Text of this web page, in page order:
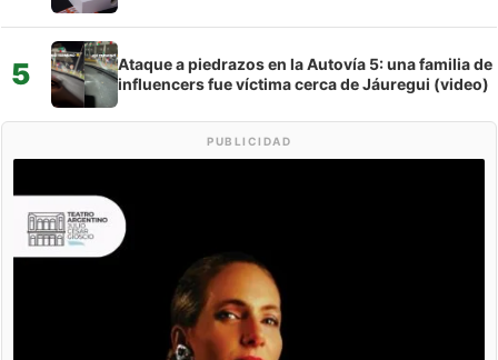
5
Ataque a piedrazos en la Autovía 5: una familia de
influencers fue víctima cerca de Jáuregui (video)
PUBLICIDAD